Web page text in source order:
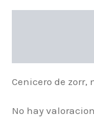
Cenicero de
No hay